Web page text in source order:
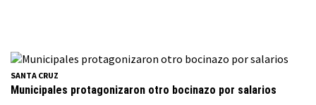
SANTA CRUZ
Municipales protagonizaron otro bocinazo por salarios